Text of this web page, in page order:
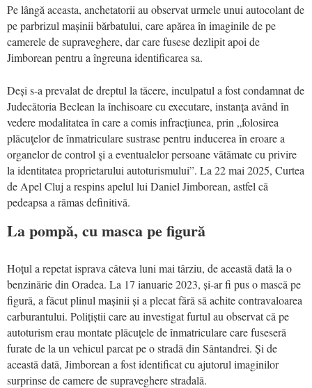
Pe lângă aceasta, anchetatorii au observat urmele unui autocolant de
pe parbrizul mașinii bărbatului, care apărea în imaginile de pe
camerele de supraveghere, dar care fusese dezlipit apoi de
Jimborean pentru a îngreuna identificarea sa.
Deși s-a prevalat de dreptul la tăcere, inculpatul a fost condamnat de
Judecătoria Beclean la închisoare cu executare, instanța având în
vedere modalitatea în care a comis infracțiunea, prin „folosirea
plăcuţelor de înmatriculare sustrase pentru inducerea în eroare a
organelor de control şi a eventualelor persoane vătămate cu privire
la identitatea proprietarului autoturismului”. La 22 mai 2025, Curtea
de Apel Cluj a respins apelul lui Daniel Jimborean, astfel că
pedeapsa a rămas definitivă.
La pompă, cu masca pe figură
Hoțul a repetat isprava câteva luni mai târziu, de această dată la o
benzinărie din Oradea. La 17 ianuarie 2023, și-ar fi pus o mască pe
figură, a făcut plinul mașinii și a plecat fără să achite contravaloarea
carburantului. Polițiștii care au investigat furtul au observat că pe
autoturism erau montate plăcuțele de înmatriculare care fuseseră
furate de la un vehicul parcat pe o stradă din Sântandrei. Și de
această dată, Jimborean a fost identificat cu ajutorul imaginilor
surprinse de camere de supraveghere stradală.